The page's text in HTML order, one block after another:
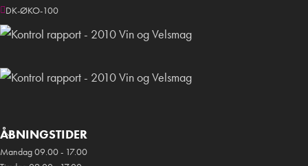
DK-ØKO-100
ÅBNINGSTIDER
Mandag 09.00 - 17.00